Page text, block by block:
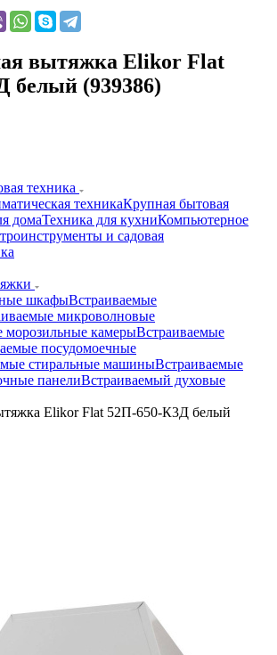
вытяжка Elikor Flat
белый (939386)
техника
техникаКрупная бытовая
домаТехника для кухниКомпьютерное
и садовая
шкафыВстраиваемые
микроволновые
морозильные камерыВстраиваемые
посудомоечные
стиральные машиныВстраиваемые
панелиВстраиваемый духовые
Elikor Flat 52П-650-К3Д белый